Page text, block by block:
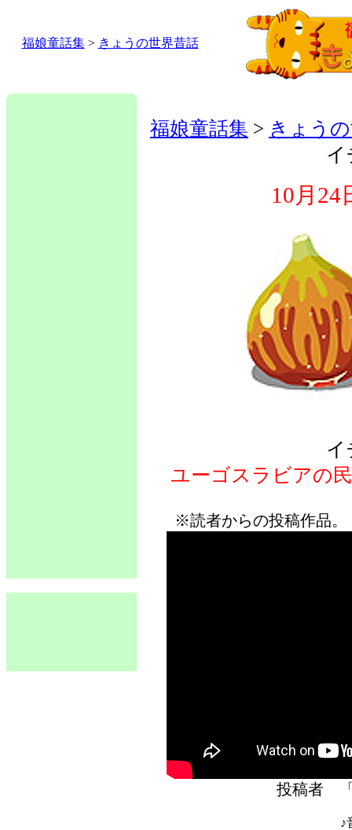
福娘童話集> きょうの世界昔話
福娘童話集 > きょう
イ
10月24
イ
ユーゴスラビアの
※読者からの投稿作品
投稿者
♪